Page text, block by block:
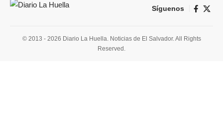
Síguenos
© 2013 - 2026 Diario La Huella. Noticias de El Salvador. All Rights
Reserved.